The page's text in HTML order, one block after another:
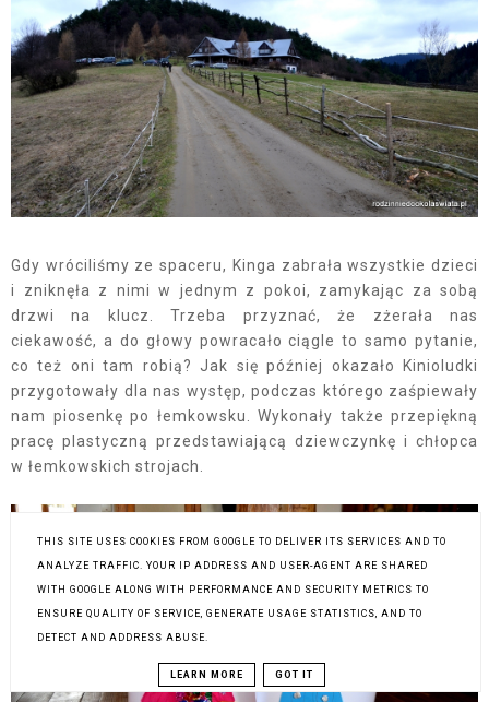
Gdy wróciliśmy ze spaceru, Kinga zabrała wszystkie dzieci
i zniknęła z nimi w jednym z pokoi, zamykając za sobą
drzwi na klucz. Trzeba przyznać, że zżerała nas
ciekawość, a do głowy powracało ciągle to samo pytanie,
co też oni tam robią? Jak się później okazało Kinioludki
przygotowały dla nas występ, podczas którego zaśpiewały
nam piosenkę po łemkowsku. Wykonały także przepiękną
pracę plastyczną przedstawiającą dziewczynkę i chłopca
w łemkowskich strojach.
THIS SITE USES COOKIES FROM GOOGLE TO DELIVER ITS SERVICES AND TO
ANALYZE TRAFFIC. YOUR IP ADDRESS AND USER-AGENT ARE SHARED
WITH GOOGLE ALONG WITH PERFORMANCE AND SECURITY METRICS TO
ENSURE QUALITY OF SERVICE, GENERATE USAGE STATISTICS, AND TO
DETECT AND ADDRESS ABUSE.
LEARN MORE GOT IT